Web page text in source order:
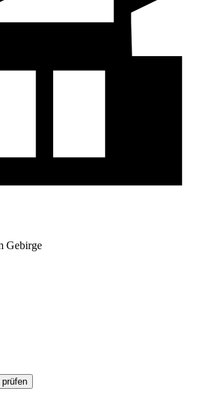
Gebirge